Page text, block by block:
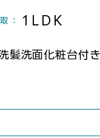
1LDK
：
髪洗面化粧台付